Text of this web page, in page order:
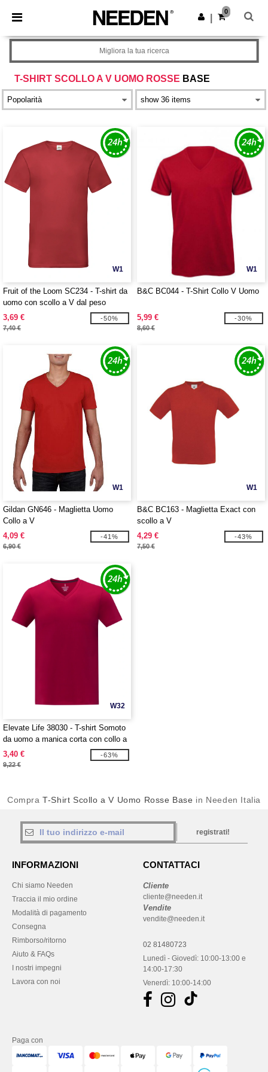
× App Needen
Prezzi migliori sull'app!
Scarica app
0
T-SHIRT SCOLLO A V UOMO ROSSE BASE
Migliora la tua ricerca
W1
Fruit of the Loom SC234 - T-shirt da
uomo con scollo a V dal peso
contenuto
3,69 €
7,40 €
-50%
W1
B&C BC044 - T-Shirt Collo V Uomo
5,99 €
8,60 €
-30%
W1
Gildan GN646 - Maglietta Uomo
Collo a V
4,09 €
6,90 €
-41%
W1
B&C BC163 - Maglietta Exact con
scollo a V
4,29 €
7,50 €
-43%
W32
Elevate Life 38030 - T-shirt Somoto
da uomo a manica corta con collo a
V
3,40 €
9,22 €
-63%
CompraT-Shirt Scollo a V Uomo Rosse Base in Needen Italia
registrati!
INFORMAZIONI
Chi siamo Needen
Traccia il mio ordine
Modalità di pagamento
Consegna
Rimborso/ritorno
Aiuto & FAQs
I nostri impegni
Lavora con noi
CONTATTACI
Cliente
cliente@needen.it
Vendite
vendite@needen.it
02 81480723
Lunedì - Giovedì: 10:00-13:00 e
14:00-17:30
Venerdì: 10:00-14:00
Paga con